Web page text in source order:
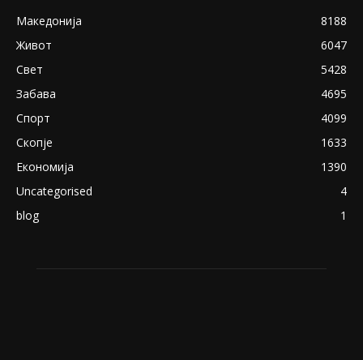
Македонија
8188
Живот
6047
Свет
5428
Забава
4695
Спорт
4099
Скопје
1633
Економија
1390
Uncategorised
4
blog
1